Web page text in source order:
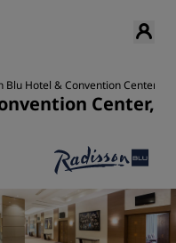
Blu Hotel & Convention Center,
Center,